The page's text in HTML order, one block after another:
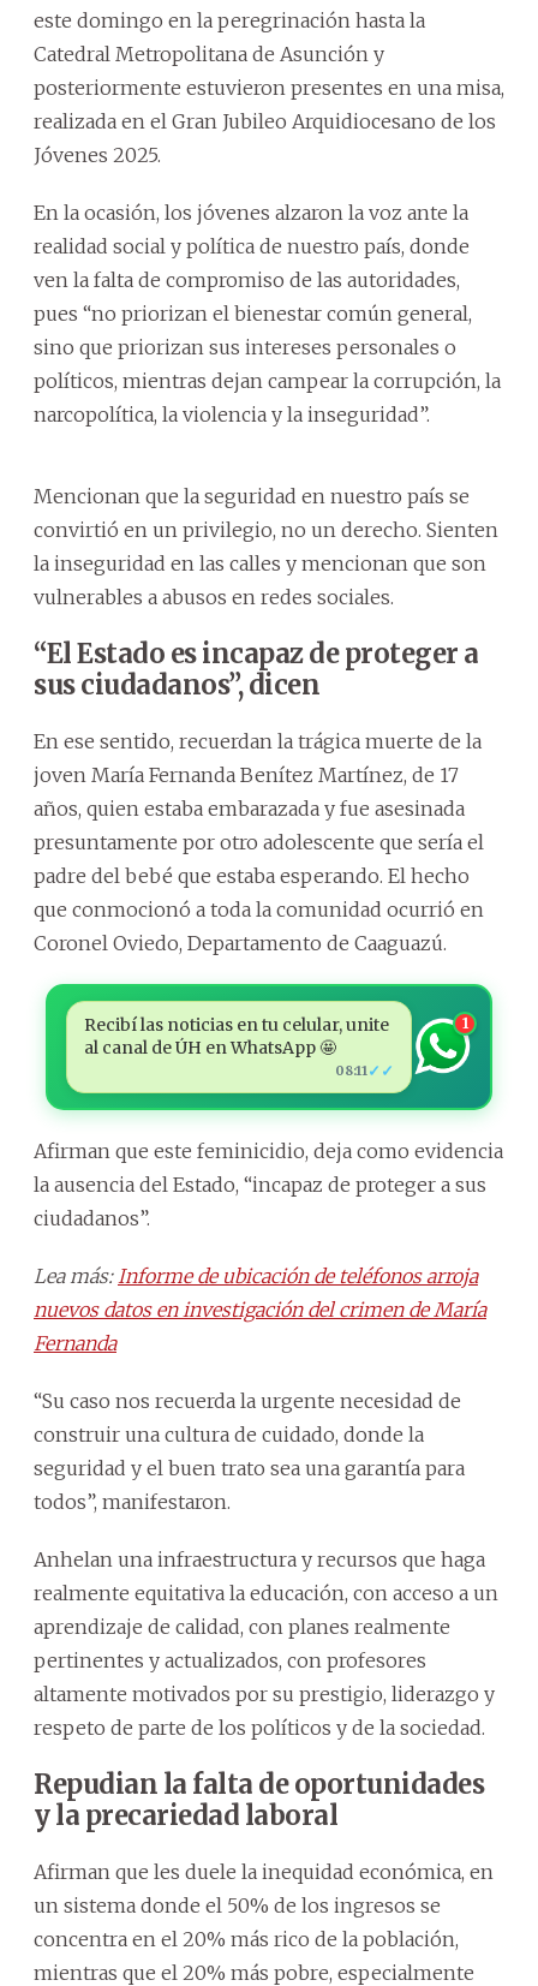
este domingo en la peregrinación hasta la
Catedral Metropolitana de Asunción y
posteriormente estuvieron presentes en una misa,
realizada en el Gran Jubileo Arquidiocesano de los
Jóvenes 2025.
En la ocasión, los jóvenes alzaron la voz ante la
realidad social y política de nuestro país, donde
ven la falta de compromiso de las autoridades,
pues “no priorizan el bienestar común general,
sino que priorizan sus intereses personales o
políticos, mientras dejan campear la corrupción, la
narcopolítica, la violencia y la inseguridad”.
Mencionan que la seguridad en nuestro país se
convirtió en un privilegio, no un derecho. Sienten
la inseguridad en las calles y mencionan que son
vulnerables a abusos en redes sociales.
“El Estado es incapaz de proteger a
sus ciudadanos”, dicen
En ese sentido, recuerdan la trágica muerte de la
joven María Fernanda Benítez Martínez, de 17
años, quien estaba embarazada y fue asesinada
presuntamente por otro adolescente que sería el
padre del bebé que estaba esperando. El hecho
que conmocionó a toda la comunidad ocurrió en
Coronel Oviedo, Departamento de Caaguazú.
Recibí las noticias en tu celular, unite
al canal de ÚH en WhatsApp 🤩
08:11 ✓✓
1
Afirman que este feminicidio, deja como evidencia
la ausencia del Estado, “incapaz de proteger a sus
ciudadanos”.
Lea más: Informe de ubicación de teléfonos arroja
nuevos datos en investigación del crimen de María
Fernanda
“Su caso nos recuerda la urgente necesidad de
construir una cultura de cuidado, donde la
seguridad y el buen trato sea una garantía para
todos”, manifestaron.
Anhelan una infraestructura y recursos que haga
realmente equitativa la educación, con acceso a un
aprendizaje de calidad, con planes realmente
pertinentes y actualizados, con profesores
altamente motivados por su prestigio, liderazgo y
respeto de parte de los políticos y de la sociedad.
Repudian la falta de oportunidades
y la precariedad laboral
Afirman que les duele la inequidad económica, en
un sistema donde el 50% de los ingresos se
concentra en el 20% más rico de la población,
mientras que el 20% más pobre, especialmente